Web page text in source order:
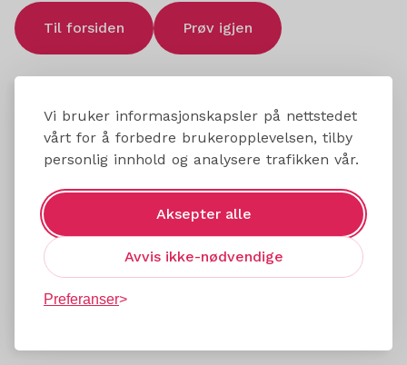
Vi bruker informasjonskapsler på nettstedet
vårt for å forbedre brukeropplevelsen, tilby
personlig innhold og analysere trafikken vår.
Aksepter alle
Avvis ikke-nødvendige
Preferanser
Til forsiden Prøv igjen